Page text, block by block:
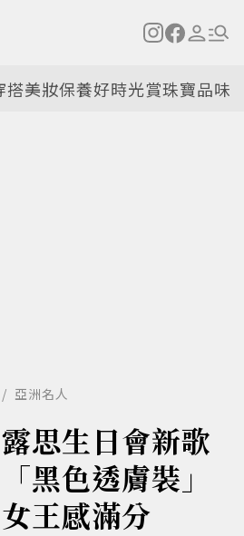
搭美妝保養好時光賞珠寶品味
亞洲名人
思生日會新歌
黑色透膚裝」
王感滿分